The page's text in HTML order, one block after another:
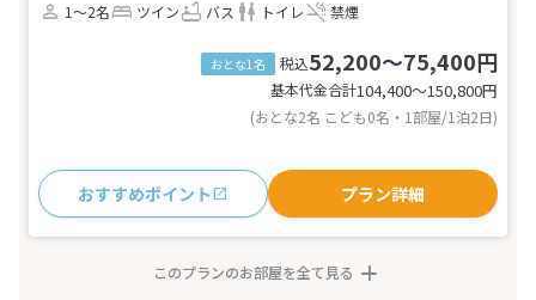
1～2名 ツイン バス トイレ 禁煙
おとな1名 税込52,200～75,400円
基本代金合計104,400〜150,800円
(おとな2名 こども0名・1部屋/1泊2日)
おすすめポイント プラン詳細
このプランのお部屋を全て見る